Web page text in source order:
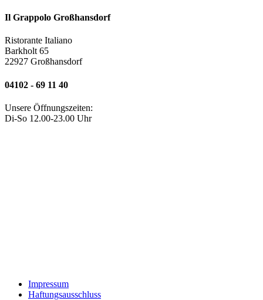
Il Grappolo Großhansdorf
Ristorante Italiano
Barkholt 65
22927 Großhansdorf
04102 - 69 11 40
Unsere Öffnungszeiten:
Di-So 12.00-23.00 Uhr
Impressum
Haftungsausschluss